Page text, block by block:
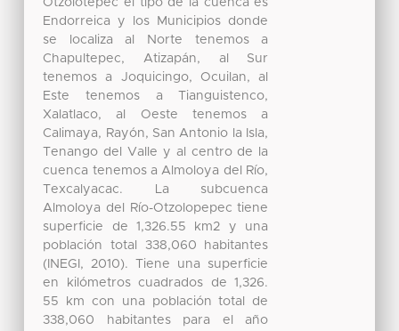
Otzolotepec el tipo de la cuenca es
Endorreica y los Municipios donde
se localiza al Norte tenemos a
Chapultepec, Atizapán, al Sur
tenemos a Joquicingo, Ocuilan, al
Este tenemos a Tianguistenco,
Xalatlaco, al Oeste tenemos a
Calimaya, Rayón, San Antonio la Isla,
Tenango del Valle y al centro de la
cuenca tenemos a Almoloya del Río,
Texcalyacac. La subcuenca
Almoloya del Río-Otzolopepec tiene
superficie de 1,326.55 km2 y una
población total 338,060 habitantes
(INEGI, 2010). Tiene una superficie
en kilómetros cuadrados de 1,326.
55 km con una población total de
338,060 habitantes para el año